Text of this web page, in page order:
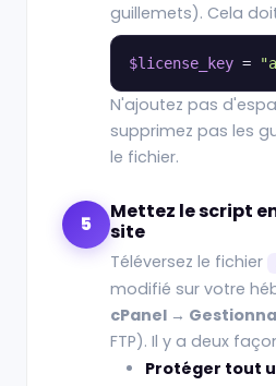
guillemets). Cela
$license_key =
N'ajoutez pas
supprimez pas les
le fichier.
5
Mettez le script
site
Téléversez le fichier
modifié sur votre
cPanel →
FTP). Il y a deux
Protéger tout